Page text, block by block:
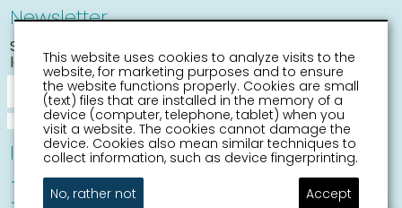
Newsletter
Stay informed about the
latest activities
Information
Sneek with children
Places of interest
This website uses cookies to analyze visits to the
website, for marketing purposes and to ensure
the website functions properly. Cookies are small
(text) files that are installed in the memory of a
device (computer, telephone, tablet) when you
visit a website. The cookies cannot damage the
device. Cookies also mean similar techniques to
collect information, such as device fingerprinting.
No, rather not
Accept